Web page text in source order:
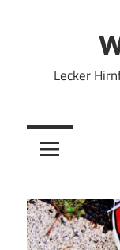
Lecker